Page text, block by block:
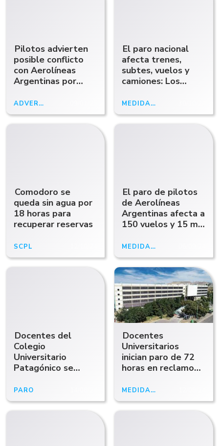
Pilotos advierten
posible conflicto
con Aerolíneas
Argentinas por
paritarias
ADVERTENCIA
El paro nacional
afecta trenes,
subtes, vuelos y
camiones: Los
servicioMEDIDA DE FUERZA
Comodoro se
queda sin agua por
18 horas para
recuperar reservas
SCPL
El paro de pilotos
de Aerolíneas
Argentinas afecta a
150 vuelos y 15 mil
MEDIDA DE FUERZA
Docentes del
Colegio
Universitario
Patagónico se
72 horas: "Nuestra
situación es crítica"
PARO
Docentes
Universitarios
inician paro de 72
horas en reclamo
MEDIDA DE FUERZA